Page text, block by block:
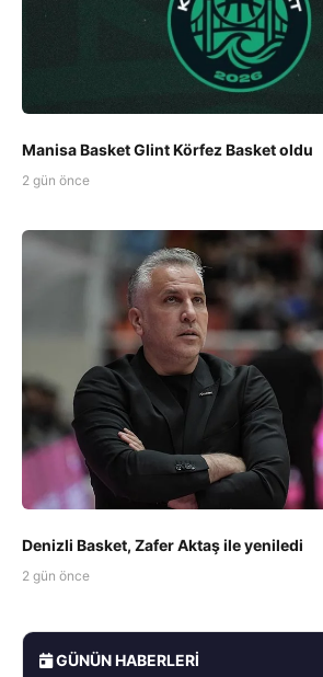
Manisa Basket Glint Körfez Basket oldu
2 gün önce
Denizli Basket, Zafer Aktaş ile yeniledi
2 gün önce
GÜNÜN HABERLERI